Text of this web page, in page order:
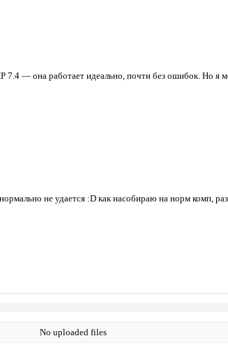
— она работает идеально, почти без ошибок. Но
не удается :D как насобираю на норм комп,
No uploaded files